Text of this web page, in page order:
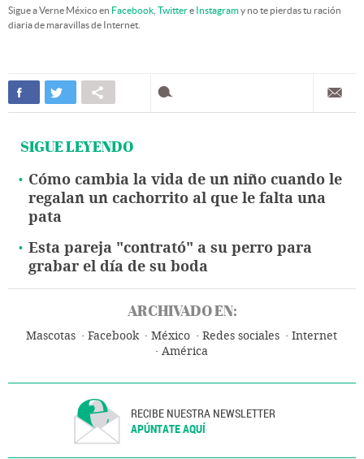
Sigue a Verne México en Facebook Twittere Instagramy no te pierdas tu ración
diaria de maravillas de Internet.
SIGUE LEYENDO
Cómo cambia la vida de un niño cuando le
regalan un cachorrito al que le falta una
pata
Esta pareja "contrató" a su perro para
grabar el día de su boda
ARCHIVADO EN:
Mascotas Facebook México Redes sociales
Internet
América
RECIBE NUESTRA NEWSLETTER
APÚNTATE AQUÍ